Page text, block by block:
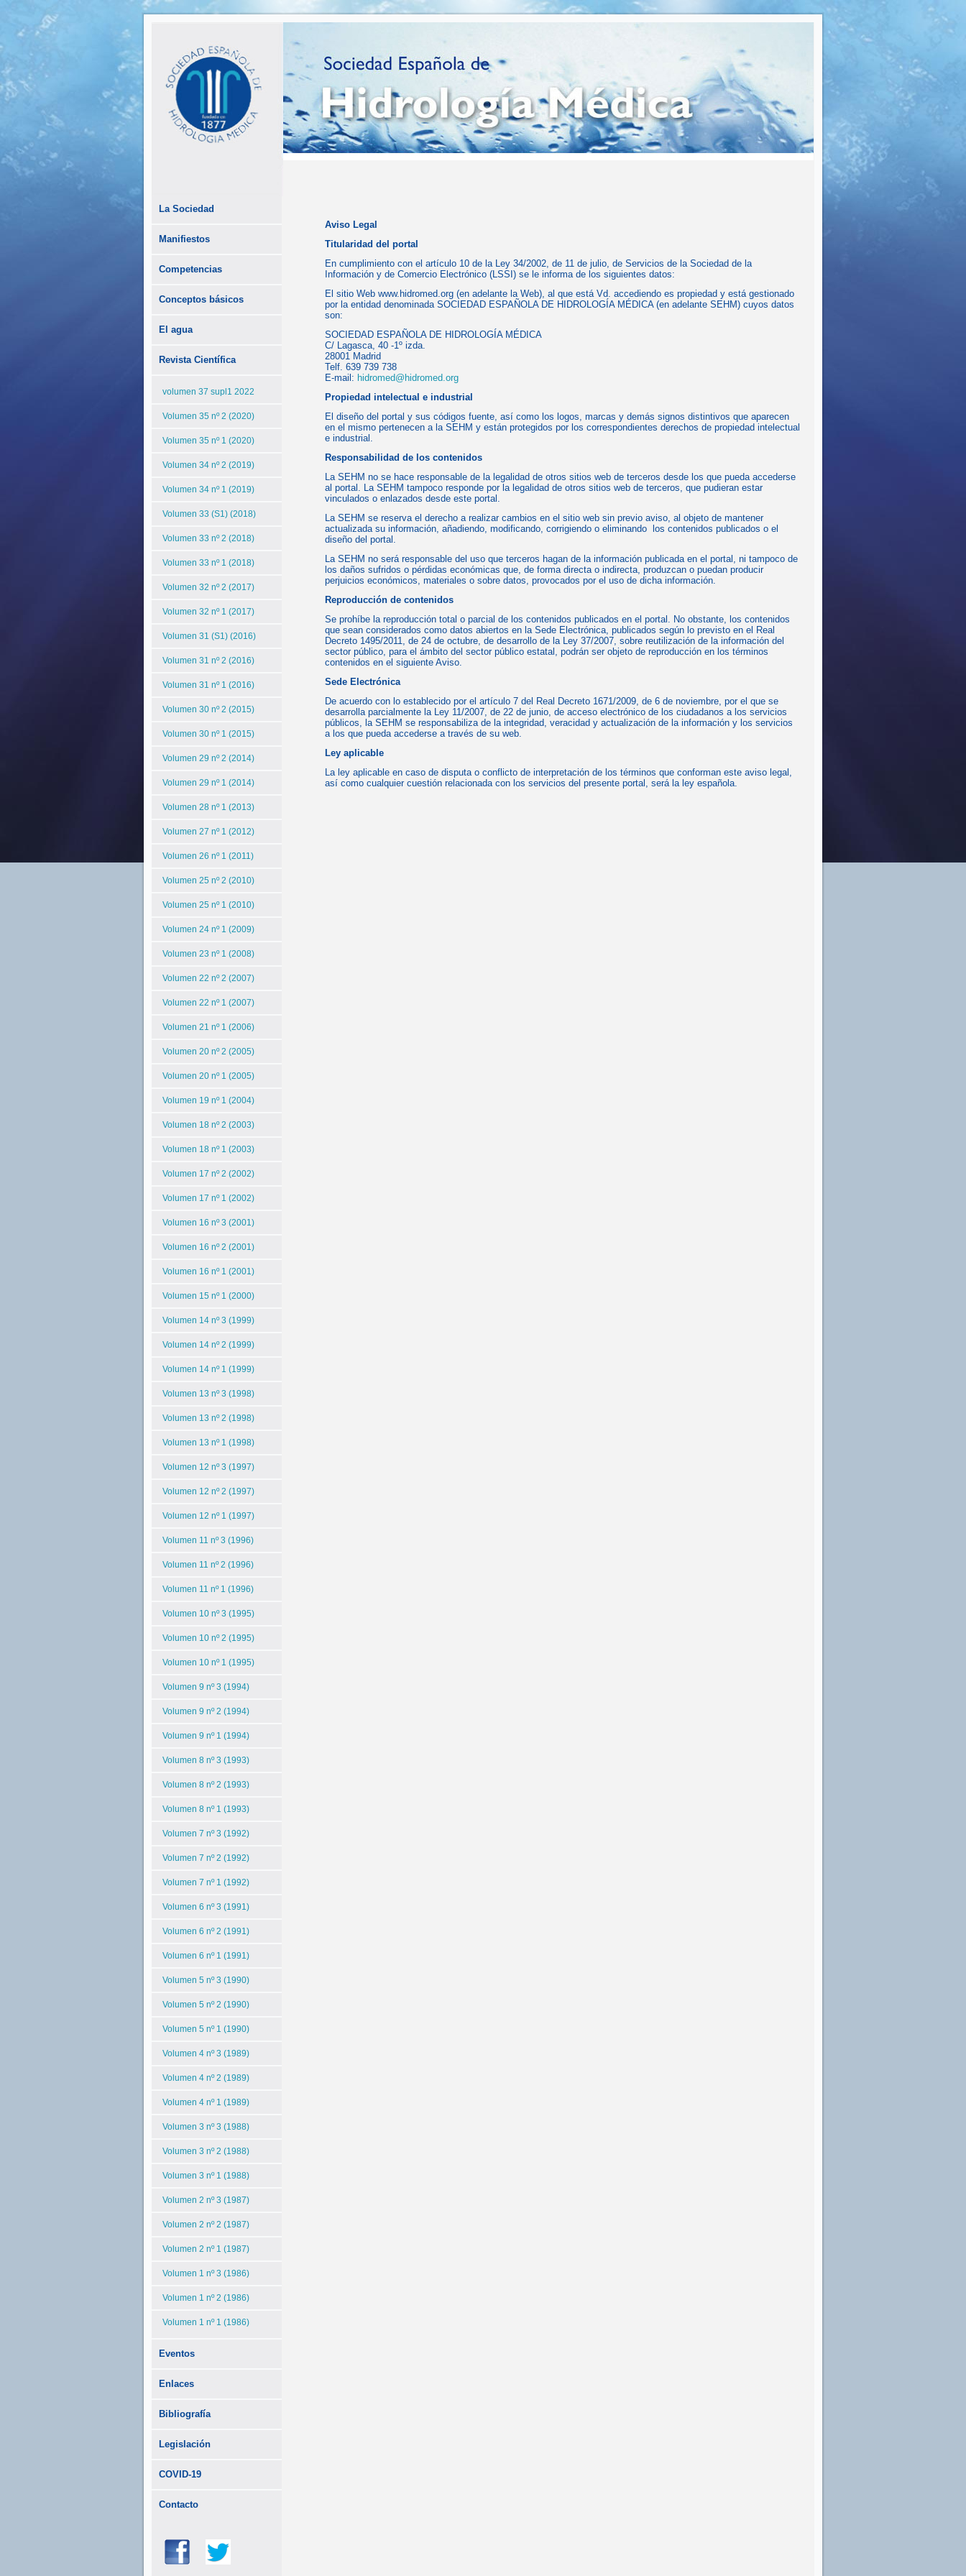
La Sociedad
Manifiestos
Competencias
Conceptos básicos
El agua
Revista Científica
volumen 37 supl1 2022
Volumen 35 nº 2 (2020)
Volumen 35 nº 1 (2020)
Volumen 34 nº 2 (2019)
Volumen 34 nº 1 (2019)
Volumen 33 (S1) (2018)
Volumen 33 nº 2 (2018)
Volumen 33 nº 1 (2018)
Volumen 32 nº 2 (2017)
Volumen 32 nº 1 (2017)
Volumen 31 (S1) (2016)
Volumen 31 nº 2 (2016)
Volumen 31 nº 1 (2016)
Volumen 30 nº 2 (2015)
Volumen 30 nº 1 (2015)
Volumen 29 nº 2 (2014)
Volumen 29 nº 1 (2014)
Volumen 28 nº 1 (2013)
Volumen 27 nº 1 (2012)
Volumen 26 nº 1 (2011)
Volumen 25 nº 2 (2010)
Volumen 25 nº 1 (2010)
Volumen 24 nº 1 (2009)
Volumen 23 nº 1 (2008)
Volumen 22 nº 2 (2007)
Volumen 22 nº 1 (2007)
Volumen 21 nº 1 (2006)
Volumen 20 nº 2 (2005)
Volumen 20 nº 1 (2005)
Volumen 19 nº 1 (2004)
Volumen 18 nº 2 (2003)
Volumen 18 nº 1 (2003)
Volumen 17 nº 2 (2002)
Volumen 17 nº 1 (2002)
Volumen 16 nº 3 (2001)
Volumen 16 nº 2 (2001)
Volumen 16 nº 1 (2001)
Volumen 15 nº 1 (2000)
Volumen 14 nº 3 (1999)
Volumen 14 nº 2 (1999)
Volumen 14 nº 1 (1999)
Volumen 13 nº 3 (1998)
Volumen 13 nº 2 (1998)
Volumen 13 nº 1 (1998)
Volumen 12 nº 3 (1997)
Volumen 12 nº 2 (1997)
Volumen 12 nº 1 (1997)
Volumen 11 nº 3 (1996)
Volumen 11 nº 2 (1996)
Volumen 11 nº 1 (1996)
Volumen 10 nº 3 (1995)
Volumen 10 nº 2 (1995)
Volumen 10 nº 1 (1995)
Volumen 9 nº 3 (1994)
Volumen 9 nº 2 (1994)
Volumen 9 nº 1 (1994)
Volumen 8 nº 3 (1993)
Volumen 8 nº 2 (1993)
Volumen 8 nº 1 (1993)
Volumen 7 nº 3 (1992)
Volumen 7 nº 2 (1992)
Volumen 7 nº 1 (1992)
Volumen 6 nº 3 (1991)
Volumen 6 nº 2 (1991)
Volumen 6 nº 1 (1991)
Volumen 5 nº 3 (1990)
Volumen 5 nº 2 (1990)
Volumen 5 nº 1 (1990)
Volumen 4 nº 3 (1989)
Volumen 4 nº 2 (1989)
Volumen 4 nº 1 (1989)
Volumen 3 nº 3 (1988)
Volumen 3 nº 2 (1988)
Volumen 3 nº 1 (1988)
Volumen 2 nº 3 (1987)
Volumen 2 nº 2 (1987)
Volumen 2 nº 1 (1987)
Volumen 1 nº 3 (1986)
Volumen 1 nº 2 (1986)
Volumen 1 nº 1 (1986)
Eventos
Enlaces
Bibliografía
Legislación
COVID-19
Contacto
Aviso Legal
Titularidad del portal
En cumplimiento con el artículo 10 de la Ley 34/2002, de 11 de julio, de Servicios de la Sociedad de la
Información y de Comercio Electrónico (LSSI) se le informa de los siguientes datos:
El sitio Web www.hidromed.org (en adelante la Web), al que está Vd. accediendo es propiedad y está gestionado
por la entidad denominada SOCIEDAD ESPAÑOLA DE HIDROLOGÍA MÉDICA (en adelante SEHM) cuyos datos
son:
SOCIEDAD ESPAÑOLA DE HIDROLOGÍA MÉDICA
C/ Lagasca, 40 -1º izda.
28001 Madrid
Telf. 639 739 738
E-mail: hidromed@hidromed.org
Propiedad intelectual e industrial
El diseño del portal y sus códigos fuente, así como los logos, marcas y demás signos distintivos que aparecen
en el mismo pertenecen a la SEHM y están protegidos por los correspondientes derechos de propiedad intelectual
e industrial.
Responsabilidad de los contenidos
La SEHM no se hace responsable de la legalidad de otros sitios web de terceros desde los que pueda accederse
al portal. La SEHM tampoco responde por la legalidad de otros sitios web de terceros, que pudieran estar
vinculados o enlazados desde este portal.
La SEHM se reserva el derecho a realizar cambios en el sitio web sin previo aviso, al objeto de mantener
actualizada su información, añadiendo, modificando, corrigiendo o eliminando los contenidos publicados o el
diseño del portal.
La SEHM no será responsable del uso que terceros hagan de la información publicada en el portal, ni tampoco de
los daños sufridos o pérdidas económicas que, de forma directa o indirecta, produzcan o puedan producir
perjuicios económicos, materiales o sobre datos, provocados por el uso de dicha información.
Reproducción de contenidos
Se prohíbe la reproducción total o parcial de los contenidos publicados en el portal. No obstante, los contenidos
que sean considerados como datos abiertos en la Sede Electrónica, publicados según lo previsto en el Real
Decreto 1495/2011, de 24 de octubre, de desarrollo de la Ley 37/2007, sobre reutilización de la información del
sector público, para el ámbito del sector público estatal, podrán ser objeto de reproducción en los términos
contenidos en el siguiente Aviso.
Sede Electrónica
De acuerdo con lo establecido por el artículo 7 del Real Decreto 1671/2009, de 6 de noviembre, por el que se
desarrolla parcialmente la Ley 11/2007, de 22 de junio, de acceso electrónico de los ciudadanos a los servicios
públicos, la SEHM se responsabiliza de la integridad, veracidad y actualización de la información y los servicios
a los que pueda accederse a través de su web.
Ley aplicable
La ley aplicable en caso de disputa o conflicto de interpretación de los términos que conforman este aviso legal,
así como cualquier cuestión relacionada con los servicios del presente portal, será la ley española.